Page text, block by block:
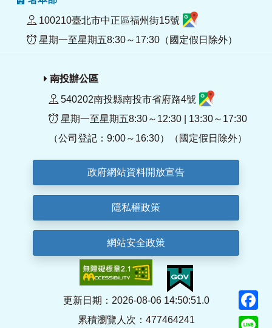
100210臺北市中正區福州街15號
星期一至星期五8:30～17:30（國定假日除外）
南投辦公區
540202南投縣南投市省府路4號
星期一至星期五8:30～12:30 | 13:30～17:30
（公司登記：9:00～16:30）（國定假日除外）
政府網站資料開放宣告
隱私權政策
網站安全政策
更新日期：2026-08-06 14:50:51.0
累積瀏覽人次：477464241